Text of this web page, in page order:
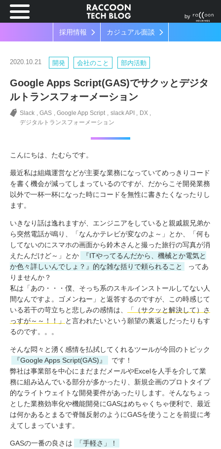
by
採用情報 カジュアル面談
2020.10.21 開発 会社のこと 部内活動
Google Apps Script(GAS)でサクッとデジタ
ルトランスフォーメーション
Slack GAS Google App Script slack API
DX
デジタルトランスフォーメーション
こんにちは、たむらです。
最近私は組織運営などが主要な業務になっていてめっきりコード
を書く機会が減ってしまっているのですが、だからこそ開発業務
以外で一杯一杯になった時にコードを無性に書きたくなったりし
ます。
いきなり話は逸れますが、エンジニアをしていると親戚親兄弟か
ら突然電話が鳴り、「なんかテレビが変なのよ～」とか、「何も
してないのにスマホの画面から鈴木さんと撮った旅行の写真が消
えたんだけど～」とか
『ITやってるんだから、機械とか電気と
か色々詳しいんでしょ？』的な雑な括りで頼られること
ってあ
りませんか？
私は「あの・・・僕、そっち系のスキルインストールしてない人
間なんですよ。ゴメンねー」と返答するのですが、この時感じて
いる若干の苛立ちと悲しみの感情は、
「（サクッと解決して）さ
っすが～～！！」
と言われたいという願望の裏返しだったりもす
るのです。。。
そんな悶々と湧く感情を払拭してくれるツールが今回のトピック
『Google Apps Script(GAS)』
です！
弊社は事業部を中心にまだまだメールやExcelを人手を介して業
務に組み込んでいる部分が多かったり、新規企画のプロトタイプ
的なライトウェイトな開発要件があったりします。そんなちょっ
とした業務効率化や機能開発にGASはめちゃくちゃ便利で、最近
は何かあるとまるで脊髄反射のようにGASを使うことを前提に考
えてしまっています。
GASの一番の良さは
「手軽さ」！